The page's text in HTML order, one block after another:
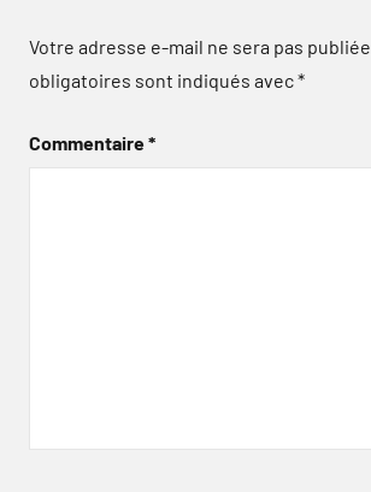
Votre adresse e-mail ne sera pas publiée.
obligatoires sont indiqués avec*
Commentaire*